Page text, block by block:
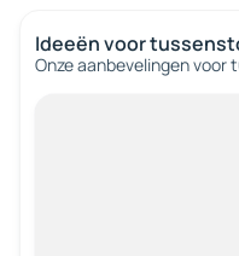
Ideeën voor
Onze aanbevelingen voor